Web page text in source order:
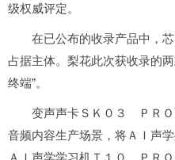
级权威评定。
在已公布的收录产品中，
占据主体。梨花此次获收录的
终端”。
变声声卡ＳＫ０３ ＰＲＯ
音频内容生产场景，将ＡＩ声
ＡＩ声学学习机Ｔ１０ ＰＲＯ